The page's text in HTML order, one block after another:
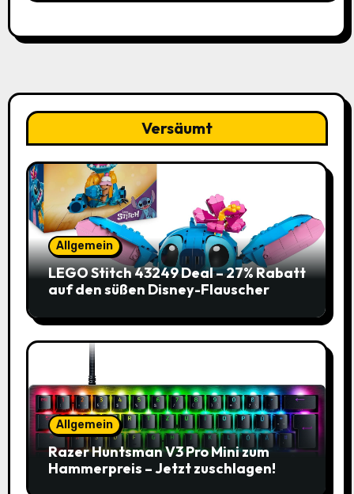
Versäumt
Allgemein
LEGO Stitch 43249 Deal – 27% Rabatt
auf den süßen Disney-Flauscher
Allgemein
Razer Huntsman V3 Pro Mini zum
Hammerpreis – Jetzt zuschlagen!